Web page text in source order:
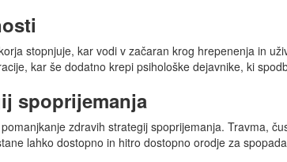
stopnjuje, kar vodi v začaran krog hrepenenja in
kar še dodatno krepi psihološke dejavnike, ki
spoprijemanja
zdravih strategij spoprijemanja. Travma,
lahko dostopno in hitro dostopno orodje za